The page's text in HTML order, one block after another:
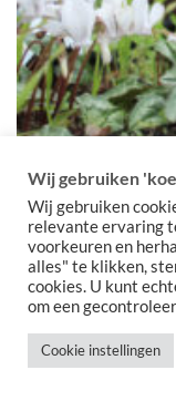
UITVERKOCHT
Wij gebruiken
Wij gebruiken
relevante ervaring
voorkeuren en
alles" te klikken,
cookies. U kunt
om een
Cookie instellingen